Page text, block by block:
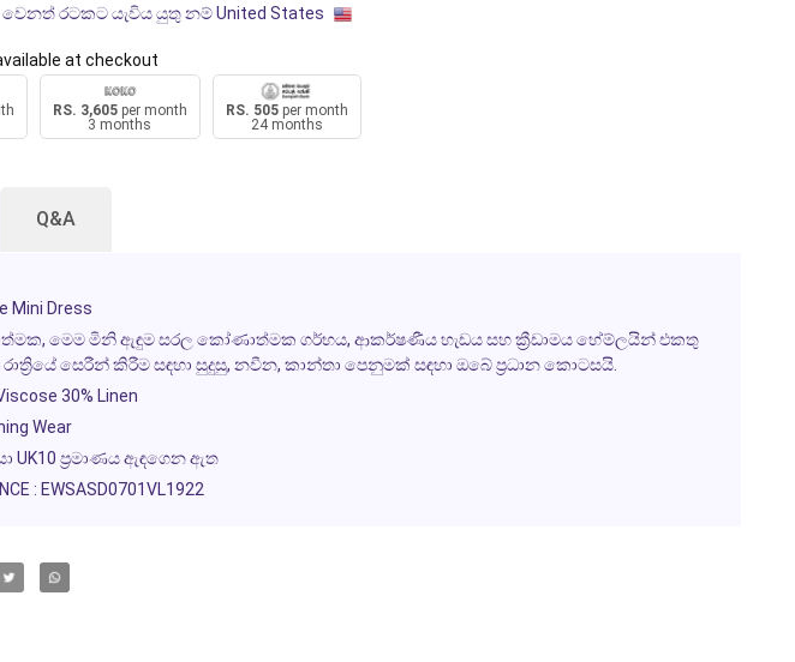
රටකට යැවිය යුතු නම් United States
at checkout
RS. 3,605per month
3 months
RS. 505per month
24 months
Q&A
Mini Dress
මෙම මිනි ඇඳුම සරල කෝණාත්මක ගර්භය, ආකර්ෂණීය හැඩය සහ ක්‍රීඩාමය හේම්ලයින් එකතු
සෙරීන් කිරීම සඳහා සුදුසු, නවීන, කාන්තා පෙනුමක් සඳහා ඔබේ ප්‍රධාන කොටසයි.
30% Linen
Wear
UK10 ප්‍රමාණය ඇඳගෙන ඇත
: EWSASD0701VL1922